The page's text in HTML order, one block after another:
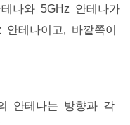
나와 5GHz 안테나가
테나이고, 바깥쪽이
안테나는 방향과 각